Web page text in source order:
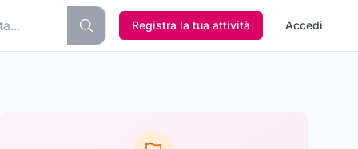
Registra la tua attività Accedi